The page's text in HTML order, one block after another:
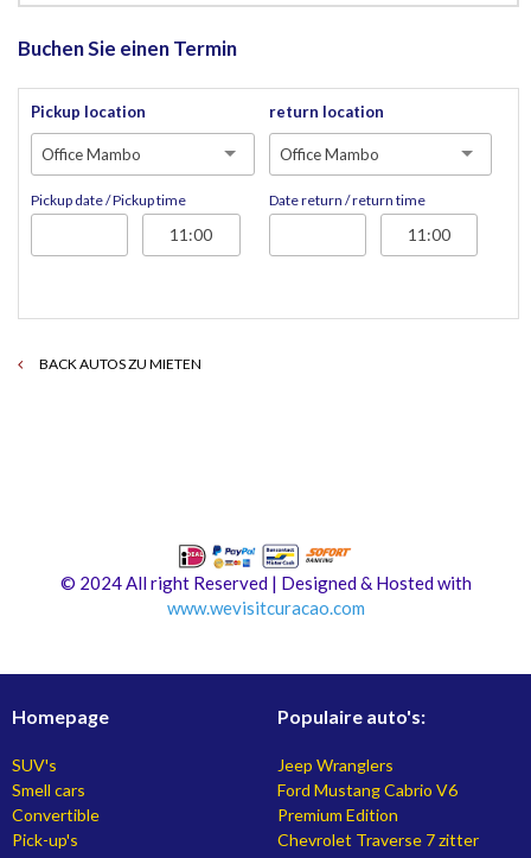
Buchen Sie einen Termin
Pickup location
Office Mambo
Pickup date / Pickup time
return location
Office Mambo
Date return / return time
BACK AUTOS ZU MIETEN
© 2024 All right Reserved | Designed & Hosted with
www.wevisitcuracao.com
Homepage
SUV's
Smell cars
Convertible
Pick-up's
Populaire auto's:
Jeep Wranglers
Ford Mustang Cabrio V6
Premium Edition
Chevrolet Traverse 7 zitter